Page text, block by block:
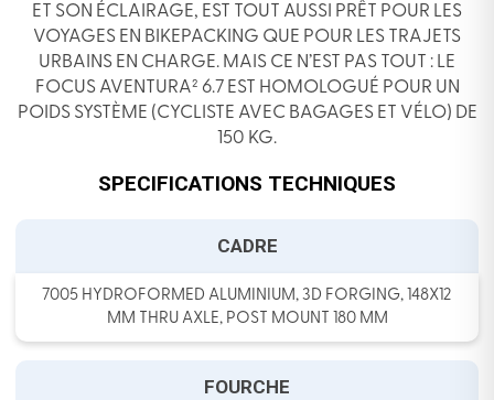
ET SON ÉCLAIRAGE, EST TOUT AUSSI PRÊT POUR LES
VOYAGES EN BIKEPACKING QUE POUR LES TRAJETS
URBAINS EN CHARGE. MAIS CE N’EST PAS TOUT : LE
FOCUS AVENTURA² 6.7 EST HOMOLOGUÉ POUR UN
POIDS SYSTÈME (CYCLISTE AVEC BAGAGES ET VÉLO) DE
150 KG.
SPECIFICATIONS TECHNIQUES
CADRE
7005 HYDROFORMED ALUMINIUM, 3D FORGING, 148X12
MM THRU AXLE, POST MOUNT 180 MM
FOURCHE